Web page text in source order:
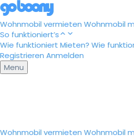
Wohnmobil vermieten Wohnmobil
So funktioniert’s
Wie funktioniert Mieten? Wie
Registrieren Anmelden
Menu
Wohnmobil vermieten Wohnmobil